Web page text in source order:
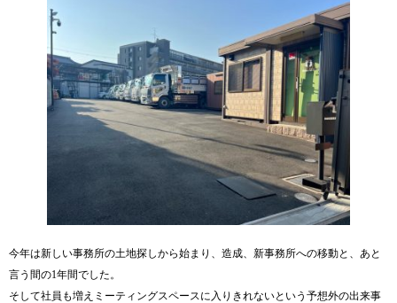
今年は新しい事務所の土地探しから始まり、造成、新事務所への移動と、あと
言う間の1年間でした。
そして社員も増えミーティングスペースに入りきれないという予想外の出来事